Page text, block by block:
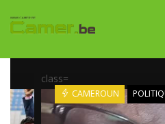
class=
CAMEROUN